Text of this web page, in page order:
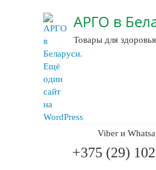
АРГО в
Товары для
Viber и
+375 (29)